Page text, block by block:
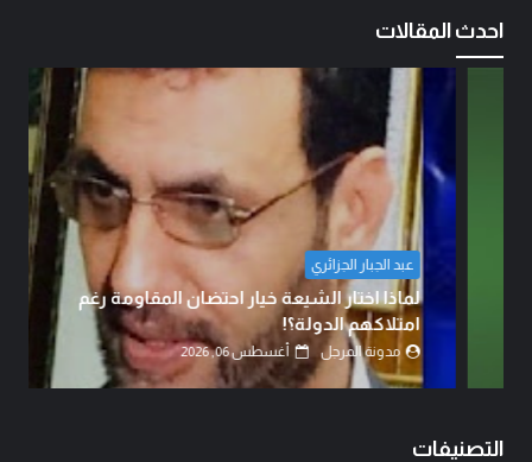
احدث المقالات
عبد الجبار الجزائري
لماذا اختار الشيعة خيار احتضان المقاومة رغم
امتلاكهم الدولة؟!
مدونة المرجل أغسطس 06, 2026
التصنيفات